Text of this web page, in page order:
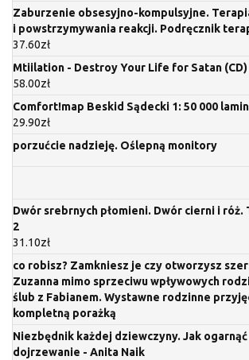
Zaburzenie obsesyjno-kompulsyjne.
i powstrzymywania reakcji. Podręcznik
37.60zł
Mtiilation - Destroy Your Life for Satan (CD)
58.00zł
Comfort!map Beskid Sądecki 1: 50 000
29.90zł
porzućcie nadzieję. Oślepną monitory
Dwór srebrnych płomieni. Dwór cierni i róż.
2
31.10zł
co robisz? Zamkniesz je czy otworzysz
Zuzanna mimo sprzeciwu wpływowych
ślub z Fabianem. Wystawne rodzinne
kompletną porażką
Niezbędnik każdej dziewczyny. Jak ogarnąć
dojrzewanie - Anita Naik